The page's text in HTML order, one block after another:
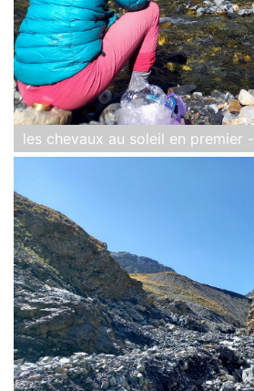
les chevaux au soleil en premier -